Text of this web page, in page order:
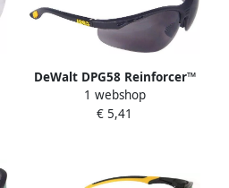
DeWalt DPG58 Reinforcer™
Veiligheidsbril | Getint Glas
DPG58-2DEU
1 webshop
€ 5,41